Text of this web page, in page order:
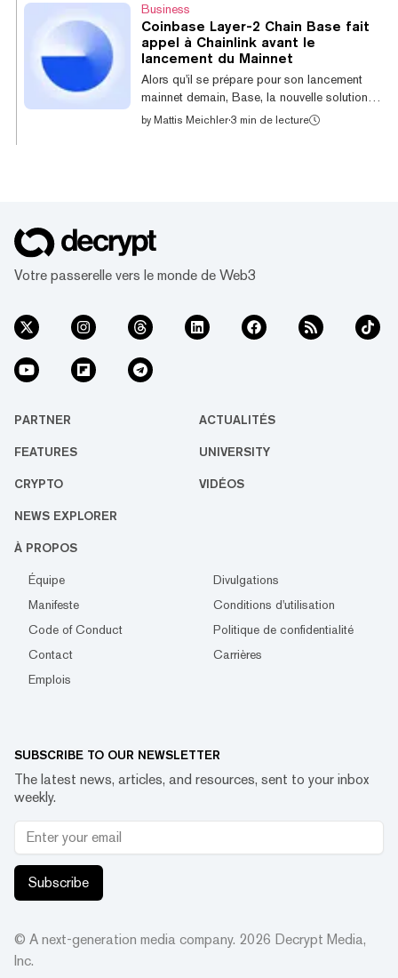
Business
Coinbase Layer-2 Chain Base fait
appel à Chainlink avant le
lancement du Mainnet
Alors qu'il se prépare pour son lancement
mainnet demain, Base, la nouvelle solution
de layer 2 Ethereum de Coinbase, vient
externe telles que les protocoles de prêt et
«L'intégration native...
by Mattis Meichler·3 min de lecture
Votre passerelle vers le monde de Web3
PARTNER ACTUALITÉS
FEATURES UNIVERSITY
CRYPTO VIDÉOS
NEWS EXPLORER
À PROPOS
Équipe
Divulgations
Manifeste
Conditions d'utilisation
Code of Conduct
Politique de confidentialité
Contact
Carrières
Emplois
SUBSCRIBE TO OUR NEWSLETTER
The latest news, articles, and resources, sent to your inbox
weekly.
Subscribe
© A next-generation media company. 2026 Decrypt Media,
Inc.